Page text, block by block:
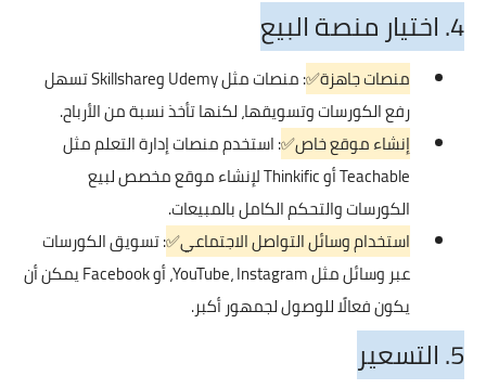
4. اختيار منصة البيع
منصات جاهزة✅
: منصات مثل Udemy وSkillshare تسهل
رفع الكورسات وتسويقها، لكنها تأخذ نسبة من الأرباح.
إنشاء موقع خاص✅: استخدم منصات إدارة التعلم مثل
Teachable أو Thinkific لإنشاء موقع مخصص لبيع
الكورسات والتحكم الكامل بالمبيعات.
استخدام وسائل التواصل الاجتماعي✅: تسويق الكورسات
عبر وسائل مثل YouTube، Instagram، أو Facebook يمكن أن
يكون فعالًا للوصول لجمهور أكبر.
5. التسعير